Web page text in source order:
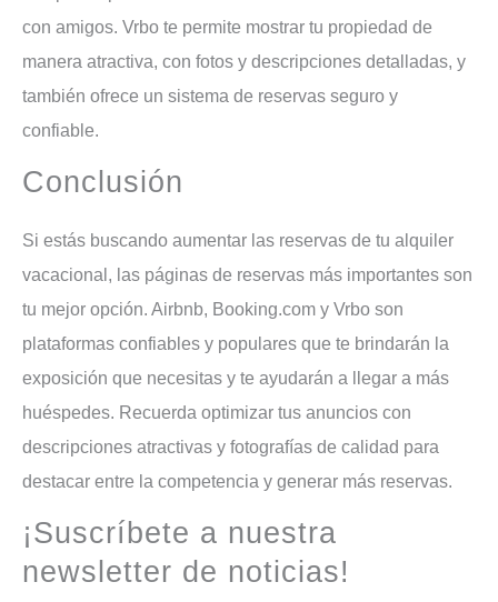
con amigos. Vrbo te permite mostrar tu propiedad de
manera atractiva, con fotos y descripciones detalladas, y
también ofrece un sistema de reservas seguro y
confiable.
Conclusión
Si estás buscando aumentar las reservas de tu alquiler
vacacional, las páginas de reservas más importantes son
tu mejor opción. Airbnb, Booking.com y Vrbo son
plataformas confiables y populares que te brindarán la
exposición que necesitas y te ayudarán a llegar a más
huéspedes. Recuerda optimizar tus anuncios con
descripciones atractivas y fotografías de calidad para
destacar entre la competencia y generar más reservas.
¡Suscríbete a nuestra
newsletter de noticias!